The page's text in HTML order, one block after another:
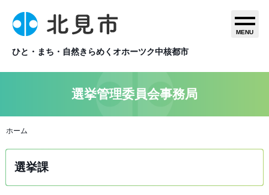
ひと・まち・自然きらめくオホーツク中核都市
MENU
選挙管理委員会事務局
ホーム
選挙課